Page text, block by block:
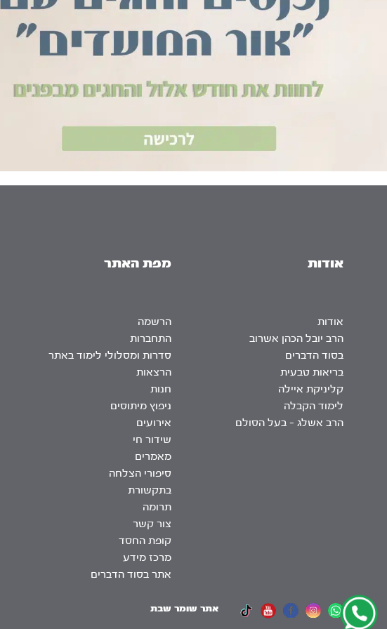
אודות
אודות
הרב יובל הכהן אשרוב
בסוד הדברים
בריאות טבעית
קליניקת איילה
לימוד הקבלה
הרב אשלג – בעל הסולם
מפת האתר
הרשמה
התחברות
סדרות ומסלולי לימוד באתר
הרצאות
חנות
ניפוץ מיתוסים
אירועים
שידור חי
מאמרים
סיפורי הצלחה
בתקשורת
תרומה
צור קשר
קופת החסד
מרכז מידע
אתר בסוד הדברים
אתר שומר שבת